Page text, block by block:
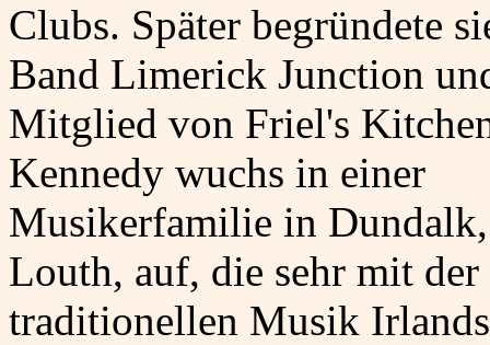
Clubs. Später begründete
Band Limerick Junction
Mitglied von Friel's
Kennedy wuchs in einer
Musikerfamilie in
Louth, auf, die sehr mit der
traditionellen Musik Irlands